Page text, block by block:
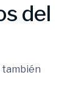
del
también